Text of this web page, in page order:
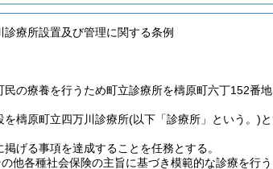
診療所設置及び管理に関する条例
の療養を行うため町立診療所を檮原町六丁152番地
を檮原町立四万川診療所(以下「診療所」という。)
げる事項を達成することを任務とする。
他各種社会保険の主旨に基づき模範的な診療を行